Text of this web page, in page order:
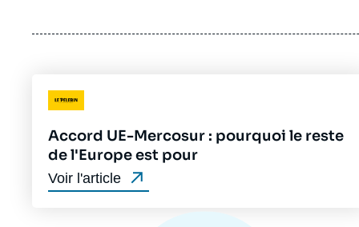
Logo
Accord UE-Mercosur : pourquoi le reste
de l'Europe est pour
Voir l'article